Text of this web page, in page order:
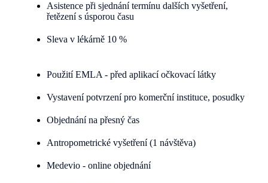
Asistence při sjednání termínu dalších vyšetření,
řetězení s úsporou času
Sleva v lékárně 10 %
Použití EMLA - před aplikací očkovací látky
Vystavení potvrzení pro komerční instituce, posudky
Objednání na přesný čas
Antropometrické vyšetření (1 návštěva)
Medevio - online objednání